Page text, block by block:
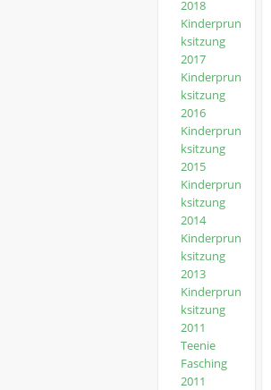
2018
Kinderprun
ksitzung
2017
Kinderprun
ksitzung
2016
Kinderprun
ksitzung
2015
Kinderprun
ksitzung
2014
Kinderprun
ksitzung
2013
Kinderprun
ksitzung
2011
Teenie
Fasching
2011